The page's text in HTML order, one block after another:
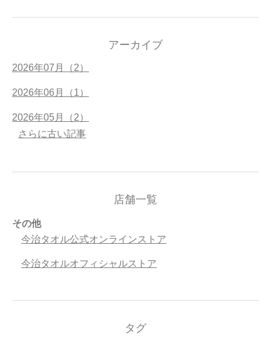
アーカイブ
2026年07月（2）
2026年06月（1）
2026年05月（2）
さらに古い記事
店舗一覧
その他
今治タオル公式オンラインストア
今治タオルオフィシャルストア
タグ